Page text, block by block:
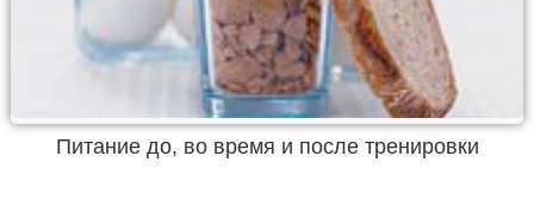
Питание до, во время и после тренировки